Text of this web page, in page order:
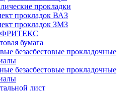
прокладки
прокладок ВАЗ
прокладок ЗМЗ
ФРИТЕКС
бумага
безасбестовые прокладочные
безасбестовые прокладочные
лист